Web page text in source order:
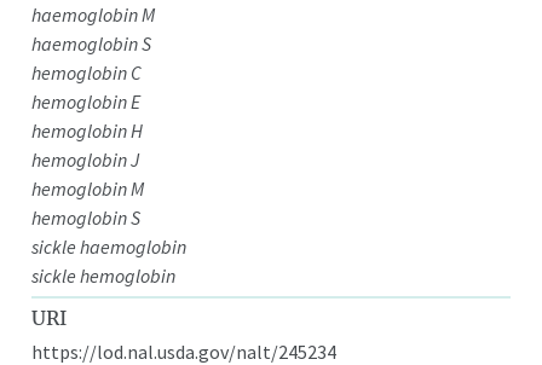
haemoglobin M
haemoglobin S
hemoglobin C
hemoglobin E
hemoglobin H
hemoglobin J
hemoglobin M
hemoglobin S
sickle haemoglobin
sickle hemoglobin
URI
https://lod.nal.usda.gov/nalt/245234